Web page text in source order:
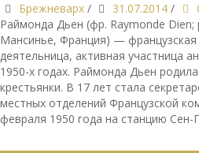
Брежневарх / 31.07.2014 /
Раймонда Дьен (фр. Raymonde Dien;
Мансинье, Франция) —
деятельница, активная участница
1950-х годах. Раймонда Дьен
крестьянки. В 17 лет стала
местных отделений Французской
февраля 1950 года на станцию